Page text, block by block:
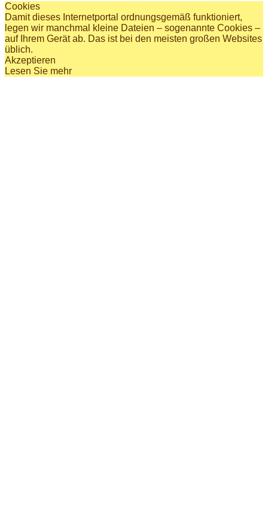
Cookies
Damit dieses Internetportal ordnungsgemäß funktioniert,
legen wir manchmal kleine Dateien – sogenannte Cookies –
auf Ihrem Gerät ab. Das ist bei den meisten großen Websites
üblich.
Akzeptieren
Lesen Sie mehr